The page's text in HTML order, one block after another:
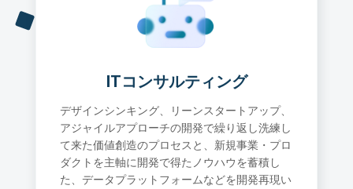
ITコンサルティング
デザインシンキング、リーンスタートアップ、
アジャイルアプローチの開発で繰り返し洗練し
て来た価値創造のプロセスと、新規事業・プロ
ダクトを主軸に開発で得たノウハウを蓄積し
た、データプラットフォームなどを開発再現い